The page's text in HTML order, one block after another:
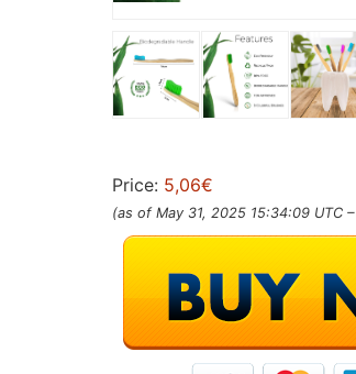
Price: 5,06€
(as of May 31, 2025 15:34:09 UTC –